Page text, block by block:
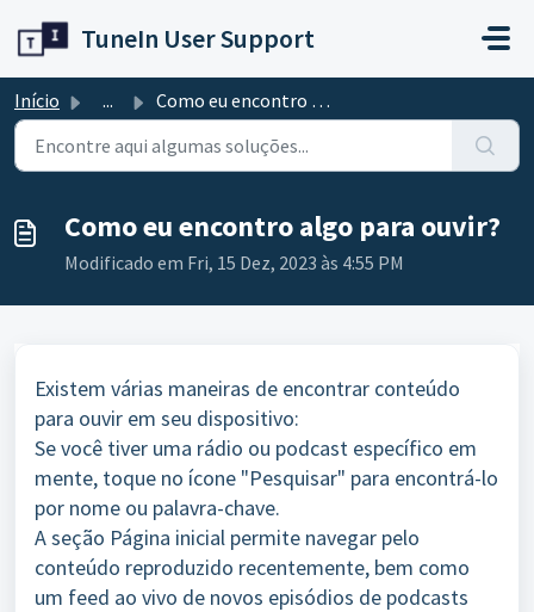
TuneIn User Support
Início ... Como eu encontro algo para ouvir?
Como eu encontro algo para ouvir?
Modificado em Fri, 15 Dez, 2023 às 4:55 PM
Existem várias maneiras de encontrar conteúdo
para ouvir em seu dispositivo:
Se você tiver uma rádio ou podcast específico em
mente, toque no ícone "Pesquisar" para encontrá-lo
por nome ou palavra-chave.
A seção Página inicial permite navegar pelo
conteúdo reproduzido recentemente, bem como
um feed ao vivo de novos episódios de podcasts